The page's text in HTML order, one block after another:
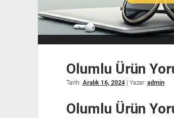
Olumlu Ürün
Tarih: Aralık 16, 2024| Yazar: admin
Olumlu Ürün